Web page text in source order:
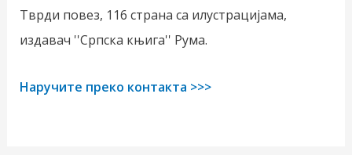
Тврди повез, 116 страна са илустрацијама,
издавач ''Српска књига'' Рума.
Наручите преко контакта >>>